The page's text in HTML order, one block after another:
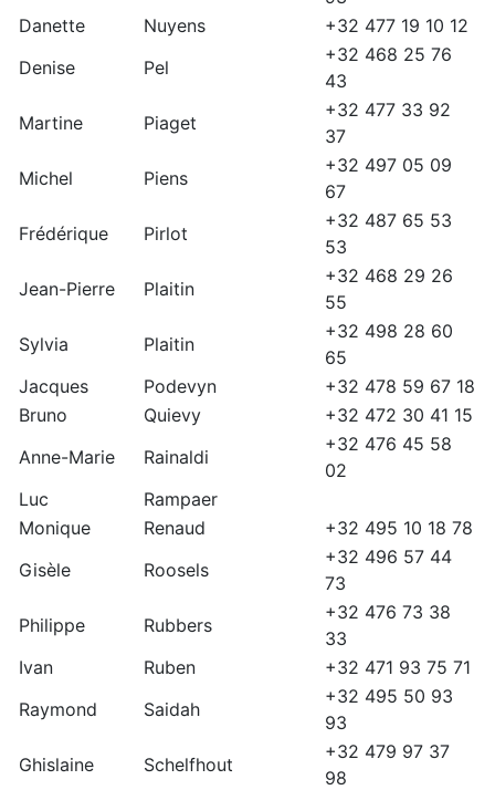
Danette
Nuyens
+32 477 19 10 12
Denise
Pel
+32 468 25 76
43
Martine
Piaget
+32 477 33 92
37
Michel
Piens
+32 497 05 09
67
Frédérique
Pirlot
+32 487 65 53
53
Jean-Pierre
Plaitin
+32 468 29 26
55
Sylvia
Plaitin
+32 498 28 60
65
Jacques
Podevyn
+32 478 59 67 18
Bruno
Quievy
+32 472 30 41 15
Anne-Marie
Rainaldi
+32 476 45 58
02
Luc
Rampaer
Monique
Renaud
+32 495 10 18 78
Gisèle
Roosels
+32 496 57 44
73
Philippe
Rubbers
+32 476 73 38
33
Ivan
Ruben
+32 471 93 75 71
Raymond
Saidah
+32 495 50 93
93
Ghislaine
Schelfhout
+32 479 97 37
98